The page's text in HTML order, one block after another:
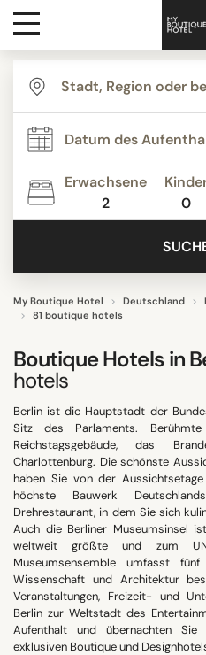
Ziele
Hotelarten
Kontakt
Erwachsene
2
0
My Boutique Hotel Deutschland
81 boutique hotels
Boutique Hotels in
hotels
Berlin ist die Hauptstadt der
Sitz des Parlaments.
Reichstagsgebäude, das
Charlottenburg. Die schönste
haben Sie von der
höchste Bauwerk
Drehrestaurant, in dem Sie sich
Auch die Berliner Museumsinsel
weltweit größte und zum
Museumsensemble umfasst
Wissenschaft und Architektur
Veranstaltungen, Freizeit- und
Berlin zur Weltstadt des
Aufenthalt und übernachten
exklusiven Boutique und
THEMEN
Bed & Breakfast
Boutique Hotels
Budget Hotels
Businesshotels
Ferienwohnungen
Hostels
Alle anzeigen
UNTERKUNFTSTYP
"Coup de Coeur"
Gastronomie
Millennials
Romantisch
Trendige Hotels
Zimmer mit Aussicht
Alle anzeigen
HOTELAUSSTATTUNG